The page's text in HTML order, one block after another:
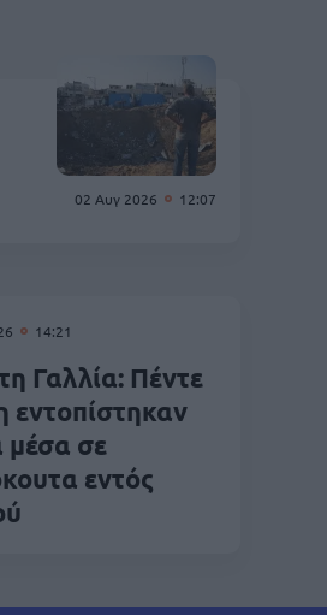
02 Αυγ 2026 12:07
14:21
Γαλλία: Πέντε
εντοπίστηκαν
μέσα σε
εντός